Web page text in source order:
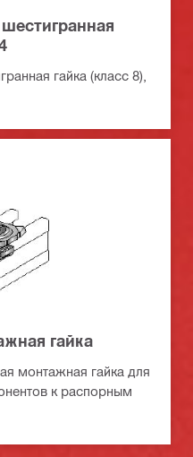
гайка (класс 8),
гайка
монтажная гайка для
к распорным